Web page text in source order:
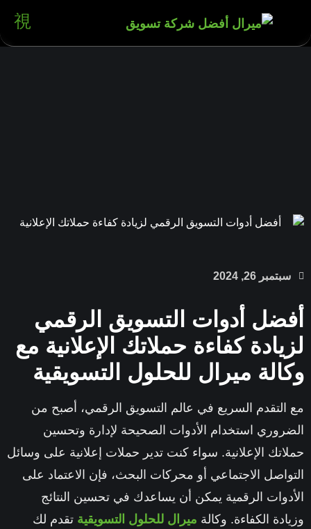
سبتمبر 26, 2024
أفضل أدوات التسويق الرقمي
لزيادة كفاءة حملاتك الإعلانية مع
وكالة ميرال للحلول التسويقية
مع التقدم السريع في عالم التسويق الرقمي، أصبح من
الضروري استخدام الأدوات الصحيحة لإدارة وتحسين
حملاتك الإعلانية. سواء كنت تدير حملات إعلانية على وسائل
التواصل الاجتماعي أو محركات البحث، فإن الاعتماد على
الأدوات الرقمية يمكن أن يساعدك في تحسين النتائج
وزيادة الكفاءة. وكالةميرال للحلول التسويقية تقدم لك